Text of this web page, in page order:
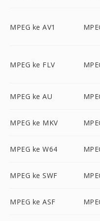
MPEG ke AV1
MPEG ke FLV
MPEG ke AU
MPEG ke MKV
MPEG ke W64
MPEG ke SWF
MPEG ke ASF